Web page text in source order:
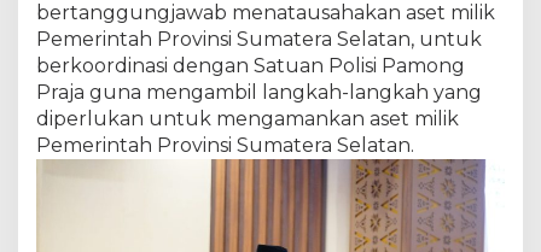
bertanggungjawab menatausahakan aset milik
Pemerintah Provinsi Sumatera Selatan, untuk
berkoordinasi dengan Satuan Polisi Pamong
Praja guna mengambil langkah-langkah yang
diperlukan untuk mengamankan aset milik
Pemerintah Provinsi Sumatera Selatan.